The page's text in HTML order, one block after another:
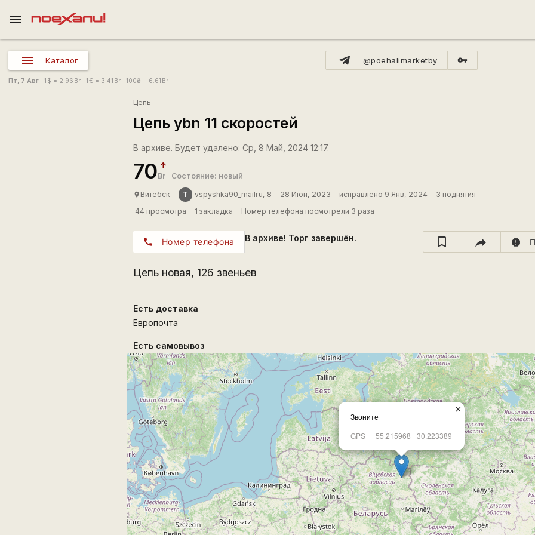
menu
Каталог @poehalimarketby vpn_key
Пт, 7 Авг 1 $ = 2.96 Br 1€ = 3.41 Br 100₴ = 6.61 Br
Цепь
Цепь ybn 11 скоростей
В архиве. Будет удалено: Ср, 8 Май, 2024 12:17.
70Br Состояние: новый
place Витебск T vspyshka90_mailru, 8 28 Июн, 2023 исправлено 9 Янв, 2024
3 поднятия
44 просмотра
1 закладка Номер телефона посмотрели 3 раза
call Номер телефона В архиве! Торг завершён. report
Цепь новая, 126 звеньев
Есть доставка
Европочта
Есть самовывоз
Звоните
GPS
55.215968 30.223389
×